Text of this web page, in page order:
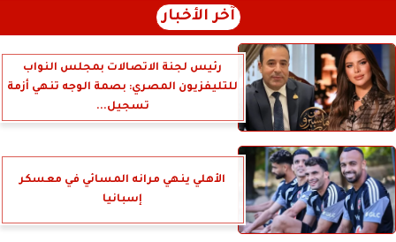
آخر الأخبار
رئيس لجنة الاتصالات بمجلس النواب
للتليفزيون المصري: بصمة الوجه تنهي أزمة
تسجيل...
الأهلي ينهي مرانه المسائي في معسكر
إسبانيا